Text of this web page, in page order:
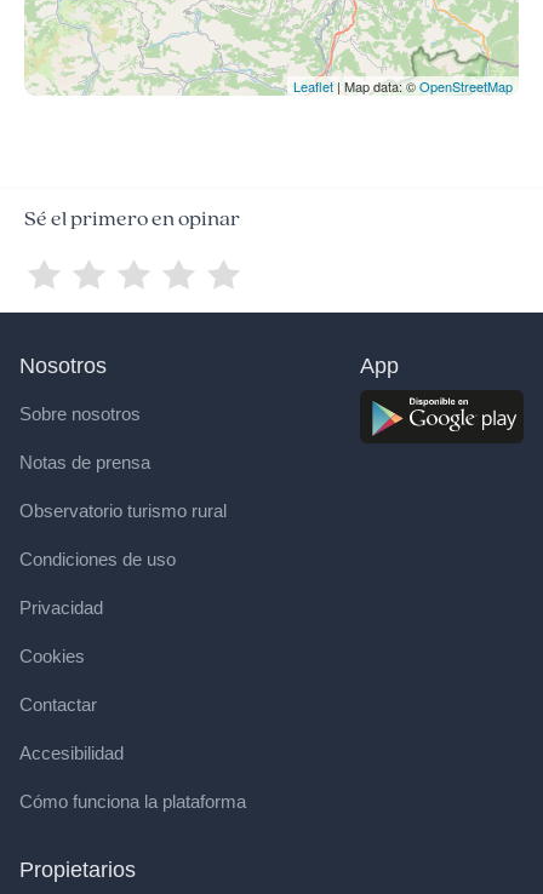
Leaflet| Map data: ©OpenStreetMap
Sé el primero en opinar
Nosotros
Sobre nosotros
Notas de prensa
Observatorio turismo rural
Condiciones de uso
Privacidad
Cookies
Contactar
Accesibilidad
Cómo funciona la plataforma
Propietarios
App